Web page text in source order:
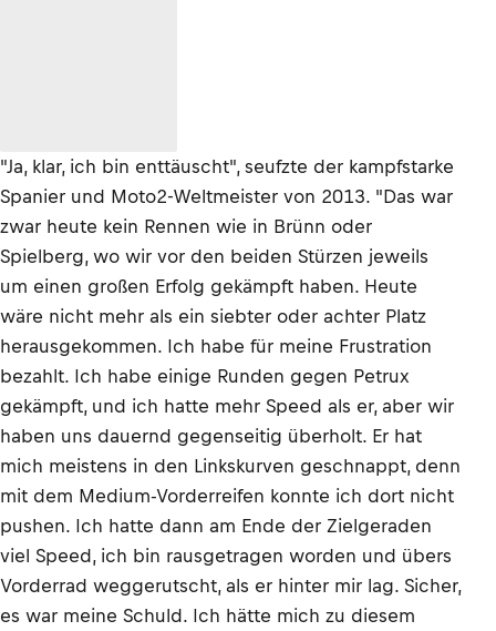
"Ja, klar, ich bin enttäuscht", seufzte der kampfstarke
Spanier und Moto2-Weltmeister von 2013. "Das war
zwar heute kein Rennen wie in Brünn oder
Spielberg, wo wir vor den beiden Stürzen jeweils
um einen großen Erfolg gekämpft haben. Heute
wäre nicht mehr als ein siebter oder achter Platz
herausgekommen. Ich habe für meine Frustration
bezahlt. Ich habe einige Runden gegen Petrux
gekämpft, und ich hatte mehr Speed als er, aber wir
haben uns dauernd gegenseitig überholt. Er hat
mich meistens in den Linkskurven geschnappt, denn
mit dem Medium-Vorderreifen konnte ich dort nicht
pushen. Ich hatte dann am Ende der Zielgeraden
viel Speed, ich bin rausgetragen worden und übers
Vorderrad weggerutscht, als er hinter mir lag. Sicher,
es war meine Schuld. Ich hätte mich zu diesem